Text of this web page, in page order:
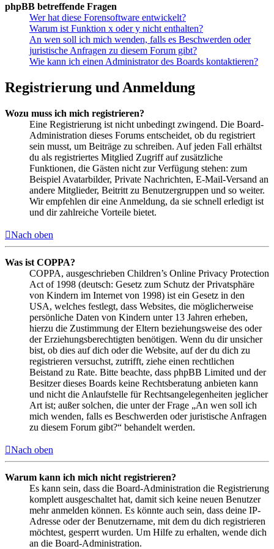
phpBB betreffende Fragen
Wer hat diese Forensoftware entwickelt?
Warum ist Funktion x oder y nicht enthalten?
An wen soll ich mich wenden, falls es Beschwerden oder
juristische Anfragen zu diesem Forum gibt?
Wie kann ich einen Administrator des Boards kontaktieren?
Registrierung und Anmeldung
Wozu muss ich mich registrieren?
Eine Registrierung ist nicht unbedingt zwingend. Die Board-
Administration dieses Forums entscheidet, ob du registriert
sein musst, um Beiträge zu schreiben. Auf jeden Fall erhältst
du als registriertes Mitglied Zugriff auf zusätzliche
Funktionen, die Gästen nicht zur Verfügung stehen: zum
Beispiel Avatarbilder, Private Nachrichten, E-Mail-Versand an
andere Mitglieder, Beitritt zu Benutzergruppen und so weiter.
Wir empfehlen dir eine Anmeldung, da sie schnell erledigt ist
und dir zahlreiche Vorteile bietet.
Nach oben
Was ist COPPA?
COPPA, ausgeschrieben Children’s Online Privacy Protection
Act of 1998 (deutsch: Gesetz zum Schutz der Privatsphäre
von Kindern im Internet von 1998) ist ein Gesetz in den
USA, welches festlegt, dass Websites, die möglicherweise
persönliche Daten von Kindern unter 13 Jahren erheben,
hierzu die Zustimmung der Eltern beziehungsweise des oder
der Erziehungsberechtigten benötigen. Wenn du dir unsicher
bist, ob dies auf dich oder die Website, auf der du dich zu
registrieren versuchst, zutrifft, ziehe einen rechtlichen
Beistand zu Rate. Bitte beachte, dass phpBB Limited und der
Besitzer dieses Boards keine Rechtsberatung anbieten kann
und nicht die Anlaufstelle für Rechtsangelegenheiten jeglicher
Art ist; außer solchen, die unter der Frage „An wen soll ich
mich wenden, falls es Beschwerden oder juristische Anfragen
zu diesem Forum gibt?“ behandelt werden.
Nach oben
Warum kann ich mich nicht registrieren?
Es kann sein, dass die Board-Administration die Registrierung
komplett ausgeschaltet hat, damit sich keine neuen Benutzer
mehr anmelden können. Es könnte auch sein, dass deine IP-
Adresse oder der Benutzername, mit dem du dich registrieren
möchtest, gesperrt wurden. Um Hilfe zu erhalten, wende dich
an die Board-Administration.